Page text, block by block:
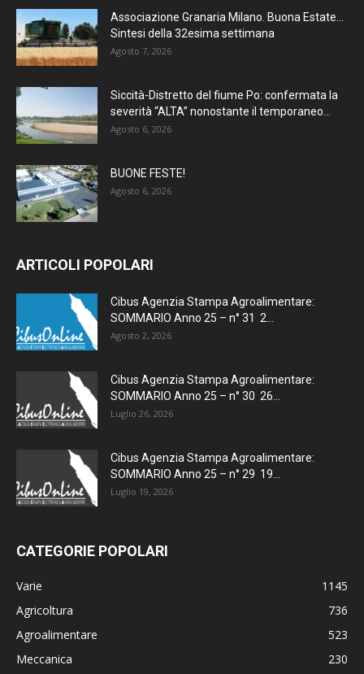
Associazione Granaria Milano. Buona Estate…
Sintesi della 32esima settimana
Agosto 7, 2026
Siccità-Distretto del fiume Po: confermata la
severità “ALTA” nonostante il temporaneo...
Agosto 6, 2026
BUONE FESTE!
Agosto 6, 2026
ARTICOLI POPOLARI
Cibus Agenzia Stampa Agroalimentare:
SOMMARIO Anno 25 – n° 31 2...
Agosto 2, 2026
Cibus Agenzia Stampa Agroalimentare:
SOMMARIO Anno 25 – n° 30 26...
Luglio 26, 2026
Cibus Agenzia Stampa Agroalimentare:
SOMMARIO Anno 25 – n° 29 19...
Luglio 19, 2026
CATEGORIE POPOLARI
Varie
1145
Agricoltura
736
Agroalimentare
523
Meccanica
230